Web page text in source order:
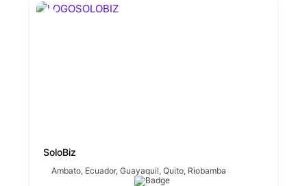
SoloBiz
Ambato, Ecuador,Guayaquil,Quito, Riobamba